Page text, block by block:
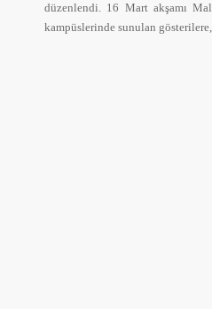
düzenlendi. 16 Mart akşamı
kampüslerinde sunulan